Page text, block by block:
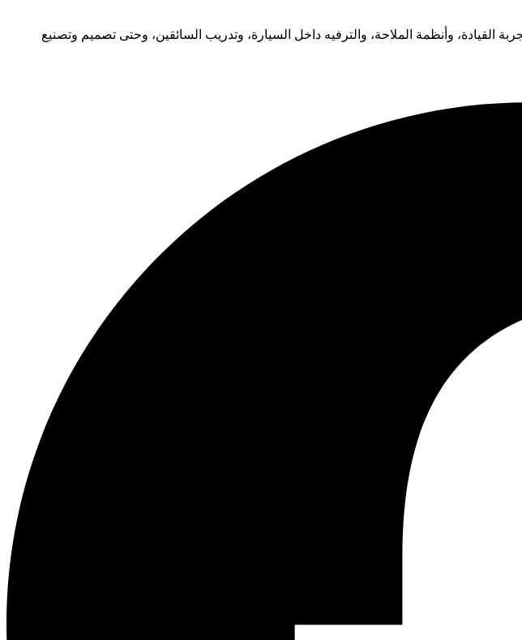
القيادة، وأنظمة الملاحة، والترفيه داخل السيارة، وتدريب السائقين، وحتى تصميم وتصنيع